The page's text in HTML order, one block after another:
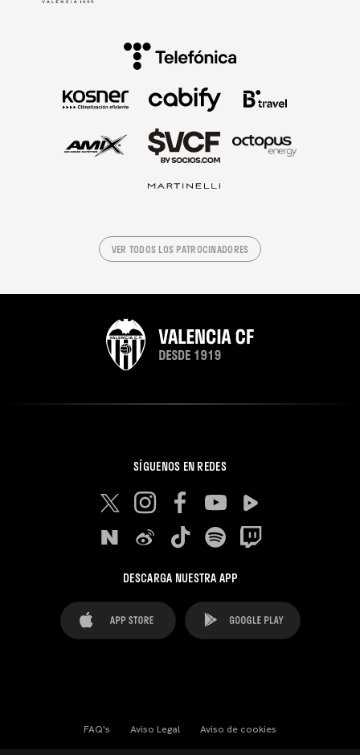
VER TODOS LOS PATROCINADORES
SÍGUENOS EN REDES
DESCARGA NUESTRA APP
FAQ's Aviso Legal Aviso de cookies